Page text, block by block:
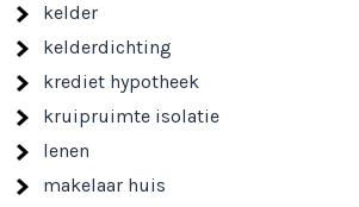
kelder
kelderdichting
krediet hypotheek
kruipruimte isolatie
lenen
makelaar huis